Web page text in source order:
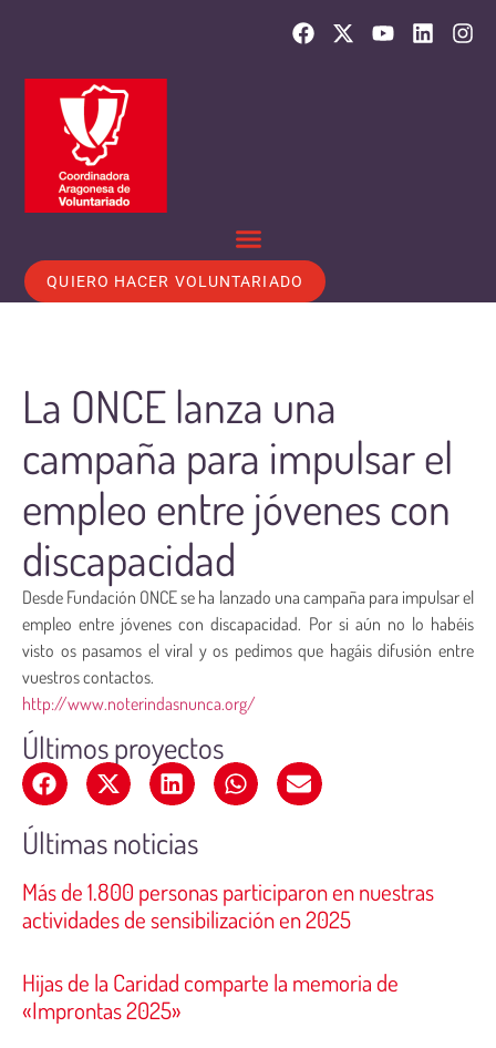
QUIERO HACER VOLUNTARIADO
La ONCE lanza una
campaña para impulsar el
empleo entre jóvenes con
discapacidad
Desde Fundación ONCE se ha lanzado una campaña para impulsar el
empleo entre jóvenes con discapacidad. Por si aún no lo habéis
visto os pasamos el viral y os pedimos que hagáis difusión entre
vuestros contactos.
http://www.noterindasnunca.org/
Últimos proyectos
Últimas noticias
Más de 1.800 personas participaron en nuestras
actividades de sensibilización en 2025
Hijas de la Caridad comparte la memoria de
«Improntas 2025»